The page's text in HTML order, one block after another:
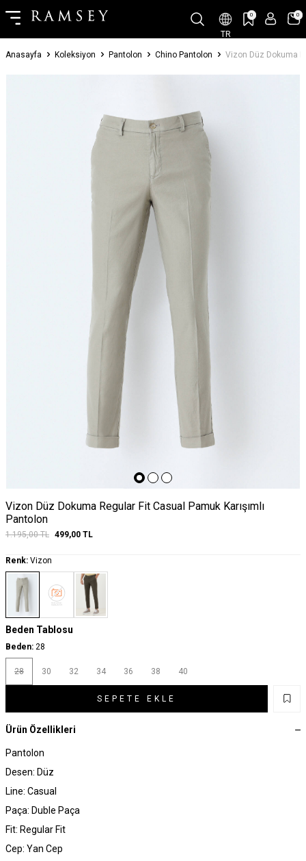
TR
0 0
Anasayfa Koleksiyon Pantolon Chino Pantolon Vizon Düz Dokuma
Vizon Düz Dokuma Regular Fit Casual Pamuk Karışımlı
Pantolon
1.195,00TL 499,00 TL
Renk: Vizon
Beden Tablosu
Beden: 28
28 30 32 34 36 38 40
SEPETE EKLE
Ürün Özellikleri
Pantolon
Desen: Düz
Line: Casual
Paça: Duble Paça
Fit: Regular Fit
Cep: Yan Cep